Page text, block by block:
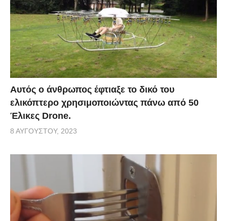
Αυτός ο άνθρωπος έφτιαξε το δικό του
ελικόπτερο χρησιμοποιώντας πάνω από 50
Έλικες Drone.
8 ΑΥΓΟΎΣΤΟΥ, 2023